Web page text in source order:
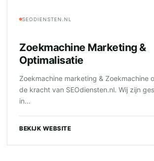
SEODIENSTEN.NL
Zoekmachine Marketing &
Optimalisatie
Zoekmachine marketing & Zoekmachine
de kracht van SEOdiensten.nl. Wij zijn
in...
BEKIJK WEBSITE